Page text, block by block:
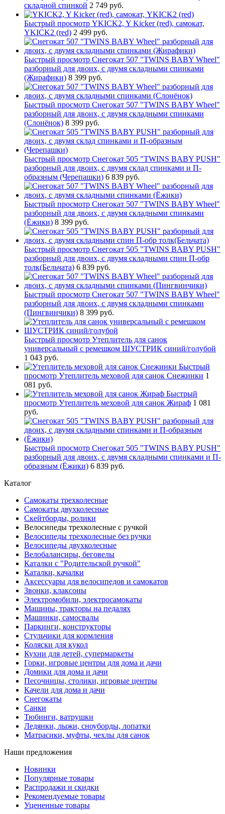
складной спинкой 2 749 руб.
Быстрый просмотр YKICK2, Y Kicker (red), самокат,
YKICK2 (red) 2 499 руб.
Быстрый просмотр Снегокат 507 "TWINS BABY Wheel"
разборный для двоих, с двумя складными спинками
(Жирафики) 8 399 руб.
Быстрый просмотр Снегокат 507 "TWINS BABY Wheel"
разборный для двоих, с двумя складными спинками
(Слонёнок) 8 399 руб.
Быстрый просмотр Снегокат 505 "TWINS BABY PUSH"
разборный для двоих, с двумя склад спинками и П-
образным (Черепашки) 6 839 руб.
Быстрый просмотр Снегокат 507 "TWINS BABY Wheel"
разборный для двоих, с двумя складными спинками
(Ёжики) 8 399 руб.
Быстрый просмотр Снегокат 505 "TWINS BABY PUSH"
разборный для двоих, с двумя складными спин П-обр
толк(Бельчата) 6 839 руб.
Быстрый просмотр Снегокат 507 "TWINS BABY Wheel"
разборный для двоих, с двумя складными спинками
(Пингвинчики) 8 399 руб.
Быстрый просмотр Утеплитель для санок
универсальный с ремешком ШУСТРИК синий/голубой
1 043 руб.
Быстрый
просмотр Утеплитель меховой для санок Снежинки 1
081 руб.
Быстрый
просмотр Утеплитель меховой для санок Жираф 1 081
руб.
Быстрый просмотр Снегокат 505 "TWINS BABY PUSH"
разборный для двоих, с двумя складными спинками и П-
образным (Ёжики) 6 839 руб.
Каталог
Самокаты трехколесные
Самокаты двухколесные
Скейтборды, ролики
Велосипеды трехколесные с ручкой
Велосипеды трехколесные без ручки
Велосипеды двухколесные
Велобалансиры, беговелы
Каталки с "Родительской ручкой"
Каталки, качалки
Аксессуары для велосипедов и самокатов
Звонки, клаксоны
Электромобили, электросамокаты
Машины, тракторы на педалях
Машинки, самосвалы
Паркинги, конструкторы
Стульчики для кормления
Коляски для кукол
Кухни для детей, супермаркеты
Горки, игровые центры для дома и дачи
Домики для дома и дачи
Песочницы, столики, игровые центры
Качели для дома и дачи
Снегокаты
Санки
Тюбинги, ватрушки
Ледянки, лыжи, сноуборды, лопатки
Матрасики, муфты, чехлы для санок
Наши предложения
Новинки
Популярные товары
Распродажи и скидки
Рекомендуемые товары
Уцененные товары